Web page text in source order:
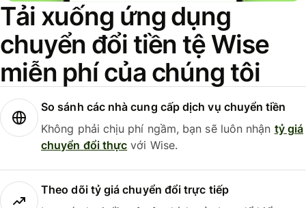
Tải xuống ứng dụng
chuyển đổi tiền tệ Wise
miễn phí của chúng tôi
So sánh các nhà cung cấp dịch vụ chuyển tiền
Không phải chịu phí ngầm, bạn sẽ luôn nhận tỷ giá
chuyển đổi thực với Wise.
Theo dõi tỷ giá chuyển đổi trực tiếp